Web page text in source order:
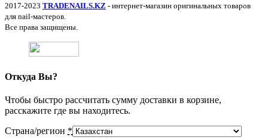
2017-2023 TRADENAILS.KZ - интернет-магазин оригинальных товаров
для nail-мастеров.
Все права защищены.
Откуда Вы?
Чтобы быстро рассчитать сумму доставки в корзине,
расскажите где вы находитесь.
Страна/регион *